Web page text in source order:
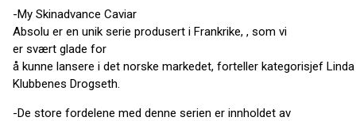
-My Skinadvance Caviar
Absolu er en unik serie produsert i Frankrike, , som vi
er svært glade for
å kunne lansere i det norske markedet, forteller kategorisjef Linda
Klubbenes Drogseth.
-De store fordelene med denne serien er innholdet av